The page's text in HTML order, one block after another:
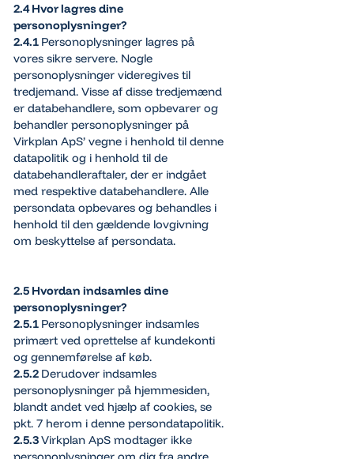
2.4 Hvor lagres dine
personoplysninger?
2.4.1 Personoplysninger lagres på
vores sikre servere. Nogle
personoplysninger videregives til
tredjemand. Visse af disse tredjemænd
er databehandlere, som opbevarer og
behandler personoplysninger på
Virkplan ApS’ vegne i henhold til denne
datapolitik og i henhold til de
databehandleraftaler, der er indgået
med respektive databehandlere. Alle
persondata opbevares og behandles i
henhold til den gældende lovgivning
om beskyttelse af persondata.
2.5 Hvordan indsamles dine
personoplysninger?
2.5.1 Personoplysninger indsamles
primært ved oprettelse af kundekonti
og gennemførelse af køb.
2.5.2 Derudover indsamles
personoplysninger på hjemmesiden,
blandt andet ved hjælp af cookies, se
pkt. 7 herom i denne persondatapolitik.
2.5.3Virkplan ApS modtager ikke